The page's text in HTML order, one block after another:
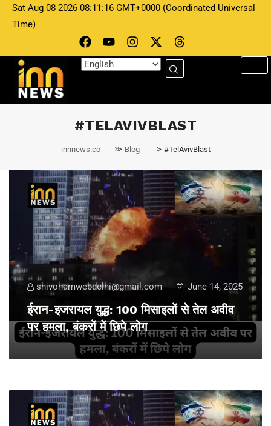
Sat Aug 08 2026 08:11:16 GMT+0000 (Coordinated Universal
Time)
#TELAVIVBLAST
innnews.co > Blog > #TelAvivBlast
shivohamwebdelhi@gmail.com June 14, 2025
ईरान-इजरायल युद्ध: 100 मिसाइलों से तेल अवीव
पर हमला, बंकरों में छिपे लोग